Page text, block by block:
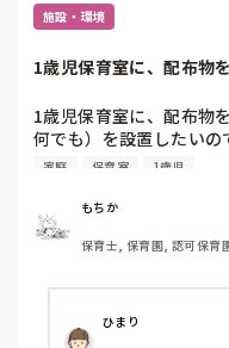
ただ、お茶をこぼしたり
自分で拭きなさい！」と
のでしょうか？
自分が働いている児童発
今のところありません。
たくさん保育園や幼稚
育方針を見て、自分の
ょうか？
以前の園は、保育内容や
施設・環境
1歳児保育室に、配布物
1歳児保育室に、配布物
何でも）を設置したい
と思いますか？
るプリントなど）があ
子どもごとに分けるとか…
皆さんなら、どのような
家庭 保育室 1歳児
もちか
保育士, 保育園, 認可保育
ひまり